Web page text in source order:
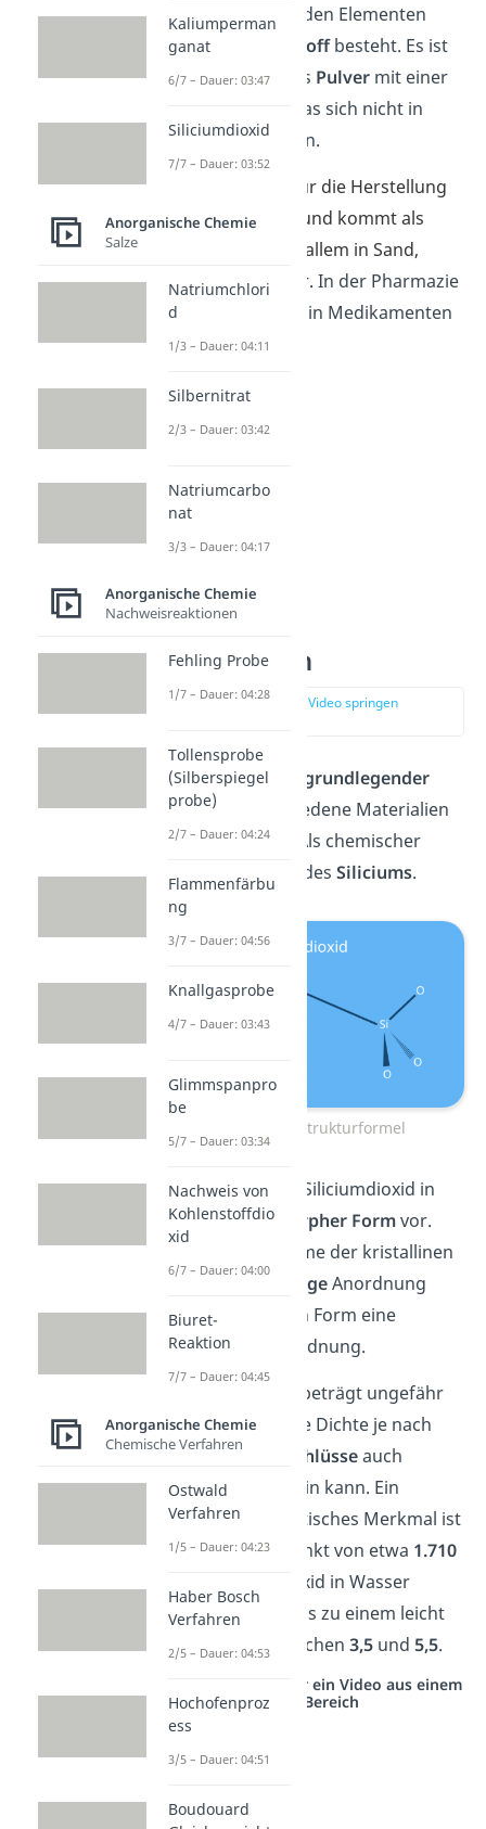
Verbindung, die aus den Elementen
Siliciumund Sauerstoffbesteht. Es ist
wie ein weißes, feines Pulvermit einer
flockigen Struktur, das sich nicht in
Wasser auflösen kann.
Siliciumdioxid wird für die Herstellung
von Glas verwendet und kommt als
natürlicher Stoff vor allem in Sand,
Quarz und Granit vor. In der Pharmazie
wird es als
in Medikamenten
verwendet.
Eigenschaften
zur Stelle im Video springen
Siliciumdioxid ist ein
grundlegender
Bausteinfür verschiedene Materialien
und Verbindungen. Als chemischer
Stoff ist es dasOxid des Siliciums.
Siliciumdioxid Strukturformel
In der Natur kommt Siliciumdioxid in
kristallinerwieamorpher Formvor.
Dabei haben die Atome der kristallinen
Form eine
regelmäßigeAnordnung
und in der amorphen Form eine
unregelmäßige
Anordnung.
beträgt ungefähr
2,3 g/cm 3, obwohl die Dichte je nach
Anzahl derLufteinschlüsseauch
deutlichniedriger
sein kann. Ein
weiteres charakteristisches Merkmal ist
der hohe Schmelzpunkt von etwa 1.710
. Wenn Siliciumdioxid in Wasser
verteilt wird, führt das zu einem leicht
sauren pH-Wert zwischen 3,5und 5,5.
Studyflix vernetzt: Hier ein Video aus einem
anderen Bereich
Kaliumperman
ganat
6/7 – Dauer: 03:47
Siliciumdioxid
7/7 – Dauer: 03:52
Anorganische Chemie
Salze
Natriumchlori
d
1/3 – Dauer: 04:11
Silbernitrat
2/3 – Dauer: 03:42
Natriumcarbo
nat
3/3 – Dauer: 04:17
Anorganische Chemie
Nachweisreaktionen
Fehling Probe
1/7 – Dauer: 04:28
Tollensprobe
(Silberspiegel
probe)
2/7 – Dauer: 04:24
Flammenfärbu
ng
3/7 – Dauer: 04:56
Knallgasprobe
4/7 – Dauer: 03:43
Glimmspanpro
be
5/7 – Dauer: 03:34
Nachweis von
Kohlenstoffdio
xid
6/7 – Dauer: 04:00
Biuret-
Reaktion
7/7 – Dauer: 04:45
Anorganische Chemie
Chemische Verfahren
Ostwald
Verfahren
1/5 – Dauer: 04:23
Haber Bosch
Verfahren
2/5 – Dauer: 04:53
Hochofenproz
ess
3/5 – Dauer: 04:51
Boudouard